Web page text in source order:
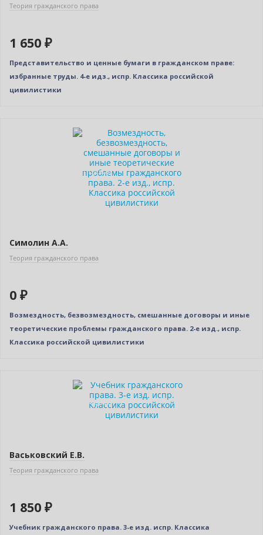
Теория гражданского права
1 650 ₽
Представительство и ценные бумаги в гражданском праве:
избранные труды. 4-е идз., испр. Классика российской
цивилистики
Индивидуальный подход
Симолин А.А.
Теория гражданского права
0 ₽
Возмездность, безвозмездность, смешанные договоры и иные
теоретические проблемы гражданского права. 2-е изд., испр.
Классика российской цивилистики
Индивидуальный подход
Васьковский Е.В.
Теория гражданского права
1 850 ₽
Учебник гражданского права. 3-е изд. испр. Классика